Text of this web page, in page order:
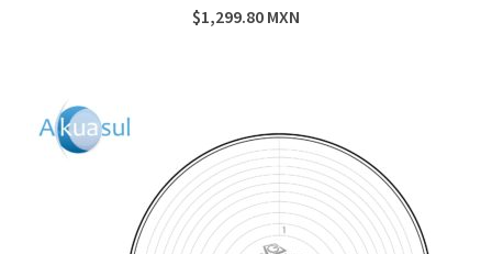
$1,299.80 MXN